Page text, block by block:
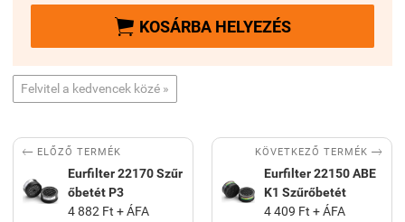
 KOSÁRBA HELYEZÉS
Felvitel a kedvencek közé »
 ELŐZŐ TERMÉK
Eurfilter 22170 Szűr
őbetét P3
4 882 Ft + ÁFA
KÖVETKEZŐ TERMÉK 
Eurfilter 22150 ABE
K1 Szűrőbetét
4 409 Ft + ÁFA